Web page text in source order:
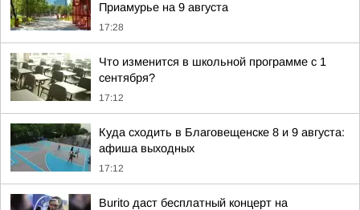
Приамурье на 9 августа
17:28
Что изменится в школьной программе с 1
сентября?
17:12
Куда сходить в Благовещенске 8 и 9 августа:
афиша выходных
17:12
Burito даст бесплатный концерт на